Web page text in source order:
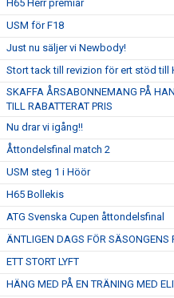
H65 Herr premiär
USM för F18
Just nu säljer vi Newbody!
Stort tack till revizion för ert stöd till
SKAFFA ÅRSABONNEMANG PÅ
TILL RABATTERAT PRIS
Nu drar vi igång!!
Åttondelsfinal match 2
USM steg 1 i Höör
H65 Bollekis
ATG Svenska Cupen åttondelsfinal
ÄNTLIGEN DAGS FÖR SÄSONGENS
ETT STORT LYFT
HÄNG MED PÅ EN TRÄNING MED